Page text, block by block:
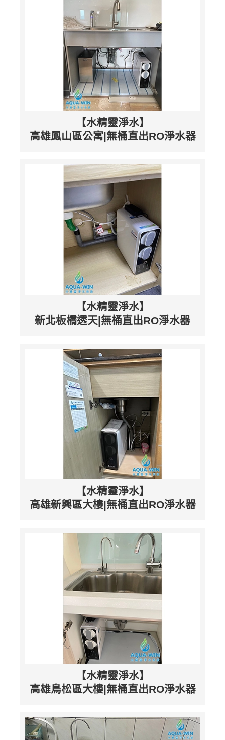
【水精靈淨水】
高雄鳳山區公寓|無桶直出RO淨水器
【水精靈淨水】
新北板橋透天|無桶直出RO淨水器
【水精靈淨水】
高雄新興區大樓|無桶直出RO淨水器
【水精靈淨水】
高雄鳥松區大樓|無桶直出RO淨水器